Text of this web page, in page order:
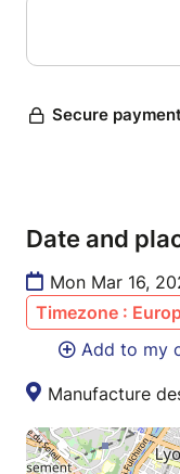
Date and
Mon Mar 16,
Timezone :
Add to my
Manufacture